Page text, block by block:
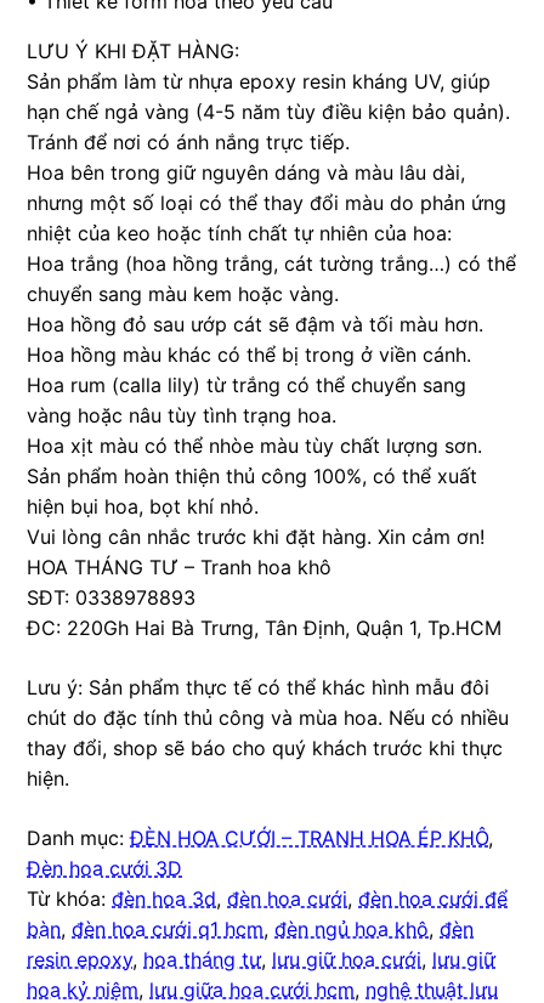
LƯU Ý KHI ĐẶT HÀNG:
Sản phẩm làm từ nhựa epoxy resin kháng UV, giúp
hạn chế ngả vàng (4-5 năm tùy điều kiện bảo quản).
Tránh để nơi có ánh nắng trực tiếp.
Hoa bên trong giữ nguyên dáng và màu lâu dài,
nhưng một số loại có thể thay đổi màu do phản ứng
nhiệt của keo hoặc tính chất tự nhiên của hoa:
Hoa trắng (hoa hồng trắng, cát tường trắng…) có thể
chuyển sang màu kem hoặc vàng.
Hoa hồng đỏ sau ướp cát sẽ đậm và tối màu hơn.
Hoa hồng màu khác có thể bị trong ở viền cánh.
Hoa rum (calla lily) từ trắng có thể chuyển sang
vàng hoặc nâu tùy tình trạng hoa.
Hoa xịt màu có thể nhòe màu tùy chất lượng sơn.
Sản phẩm hoàn thiện thủ công 100%, có thể xuất
hiện bụi hoa, bọt khí nhỏ.
Vui lòng cân nhắc trước khi đặt hàng. Xin cảm ơn!
HOA THÁNG TƯ – Tranh hoa khô
SĐT: 0338978893
ĐC: 220Gh Hai Bà Trưng, Tân Định, Quận 1, Tp.HCM
Lưu ý: Sản phẩm thực tế có thể khác hình mẫu đôi
chút do đặc tính thủ công và mùa hoa. Nếu có nhiều
thay đổi, shop sẽ báo cho quý khách trước khi thực
hiện.
Danh mục:ĐÈN HOA CƯỚI – TRANH HOA ÉP KHÔ,
Đèn hoa cưới 3D
Từ khóa:đèn hoa 3d,đèn hoa cưới,đèn hoa cưới để
bàn,đèn hoa cưới q1 hcm,đèn ngủ hoa khô,đèn
resin epoxy, hoa tháng tư, lưu giữ hoa cưới, lưu giữ
hoa kỷ niệm, lưu giữa hoa cưới hcm, nghệ thuật lưu